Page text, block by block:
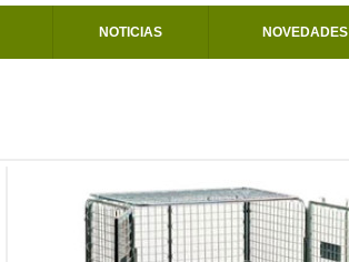
NOTICIAS NOVEDADES